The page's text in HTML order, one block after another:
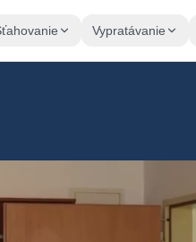
Vypratávanie